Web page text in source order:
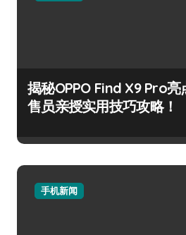
揭秘OPPO Find X9 Pro亮
售员亲授实用技巧攻略！
手机新闻